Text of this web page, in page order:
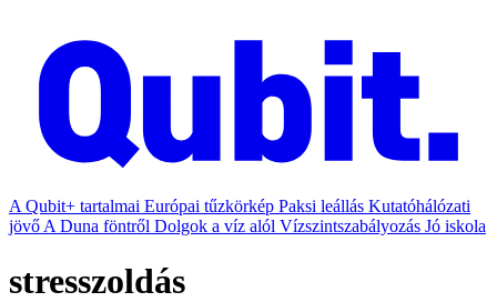
A Qubit+ tartalmai Európai tűzkörkép Paksi leállás Kutatóhálózati
jövő A Duna föntről Dolgok a víz alól Vízszintszabályozás Jó iskola
stresszoldás